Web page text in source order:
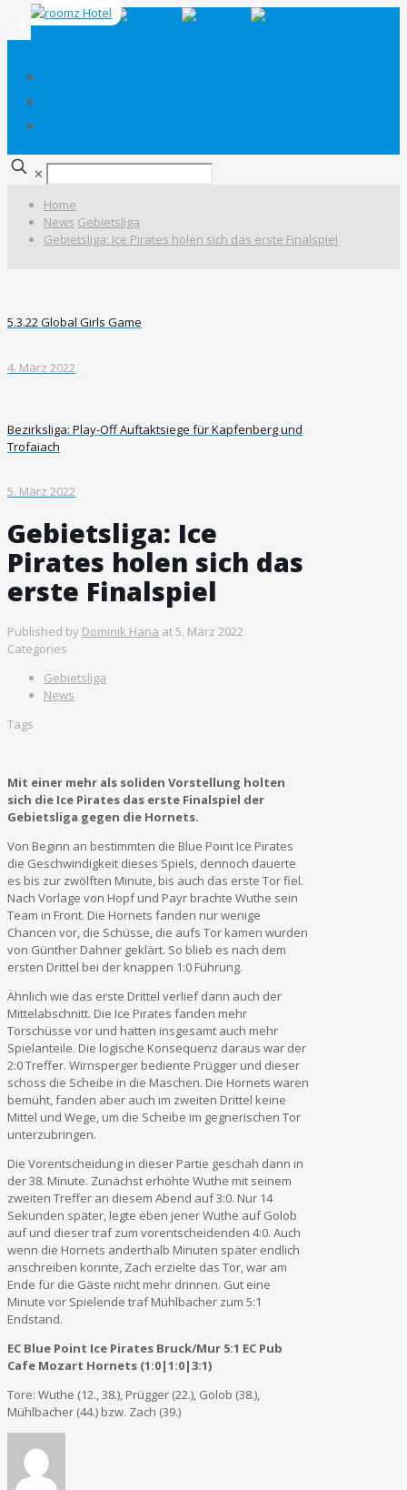
✕
Home
News Gebietsliga
Gebietsliga: Ice Pirates holen sich das erste Finalspiel
5.3.22 Global Girls Game
4. März 2022
Bezirksliga: Play-Off Auftaktsiege für Kapfenberg und
Trofaiach
5. März 2022
Gebietsliga: Ice
Pirates holen sich das
erste Finalspiel
Published by Dominik Hana at5. März 2022
Categories
Gebietsliga
News
Tags
Mit einer mehr als soliden Vorstellung holten
sich die Ice Pirates das erste Finalspiel der
Gebietsliga gegen die Hornets.
Von Beginn an bestimmten die Blue Point Ice Pirates
die Geschwindigkeit dieses Spiels, dennoch dauerte
es bis zur zwölften Minute, bis auch das erste Tor fiel.
Nach Vorlage von Hopf und Payr brachte Wuthe sein
Team in Front. Die Hornets fanden nur wenige
Chancen vor, die Schüsse, die aufs Tor kamen wurden
von Günther Dahner geklärt. So blieb es nach dem
ersten Drittel bei der knappen 1:0 Führung.
Ähnlich wie das erste Drittel verlief dann auch der
Mittelabschnitt. Die Ice Pirates fanden mehr
Torschüsse vor und hatten insgesamt auch mehr
Spielanteile. Die logische Konsequenz daraus war der
2:0 Treffer. Wirnsperger bediente Prügger und dieser
schoss die Scheibe in die Maschen. Die Hornets waren
bemüht, fanden aber auch im zweiten Drittel keine
Mittel und Wege, um die Scheibe im gegnerischen Tor
unterzubringen.
Die Vorentscheidung in dieser Partie geschah dann in
der 38. Minute. Zunächst erhöhte Wuthe mit seinem
zweiten Treffer an diesem Abend auf 3:0. Nur 14
Sekunden später, legte eben jener Wuthe auf Golob
auf und dieser traf zum vorentscheidenden 4:0. Auch
wenn die Hornets anderthalb Minuten später endlich
anschreiben konnte, Zach erzielte das Tor, war am
Ende für die Gäste nicht mehr drinnen. Gut eine
Minute vor Spielende traf Mühlbacher zum 5:1
Endstand.
EC Blue Point Ice Pirates Bruck/Mur 5:1 EC Pub
Cafe Mozart Hornets (1:0|1:0|3:1)
Tore: Wuthe (12., 38.), Prügger (22.), Golob (38.),
Mühlbacher (44.) bzw. Zach (39.)